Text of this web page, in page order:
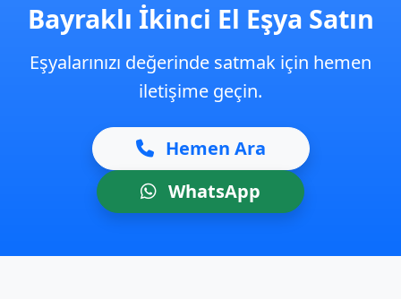
Bayraklı İkinci El Eşya Satın
Eşyalarınızı değerinde satmak için hemen
iletişime geçin.
Hemen Ara
WhatsApp